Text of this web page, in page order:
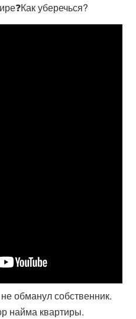
уберечься?
обманул собственник.
найма квартиры.